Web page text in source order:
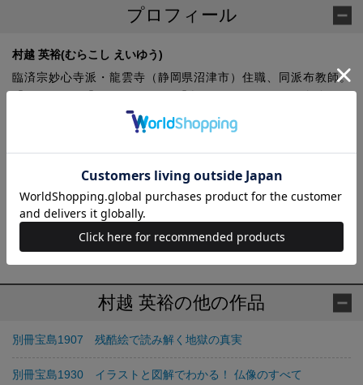
プロフィール
村越 英裕(むらこし えいゆう)
臨済宗妙心寺派・龍雲寺（静岡県沼津市）住職、同派布教師。
禅宗関係について執筆活動を行う文筆家。1957年、静岡県沼津市
生まれ。二松学舎大学大学院修士課程修了。龍澤寺僧堂に入門、
中川宋淵老師・鈴木宗忠老師（ともに故人）に師事。著書は『禅
から学ぶこころの引き算』（同文舘出版）、『ほんとうは大事な
「お葬式」』（大法輪閣）、『超訳こころの禅語』『ちょっと止
まって、気づいて生きる ZEN問答でいこう』（ともに佼成出版
社）など。監修書は『仏像と仏教』『よくわかる日本の仏教』
『日本の仏教と十三宗派』（すべて宝島社）など多数。
村越 英裕の他の作品
別冊宝島1907 残酷絵で読み解く地獄の真実
別冊宝島1930 イラストと図解でわかる！ 仏像のすべて